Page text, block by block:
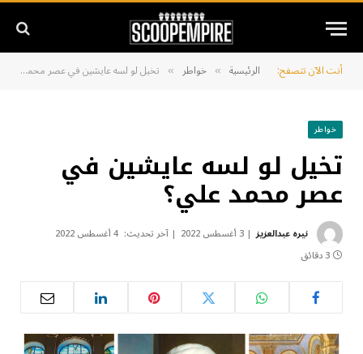
أنت الآن تتصفح: الرئيسية » خواطر » تخيل لو لسه عايشين في عصر محمد علي؟
خواطر
تخيل لو لسه عايشين في
عصر محمد علي؟
نيره عبدالعزيز 3 أغسطس 2022 آخر تحديث: 4 أغسطس 2022
3 دقائق